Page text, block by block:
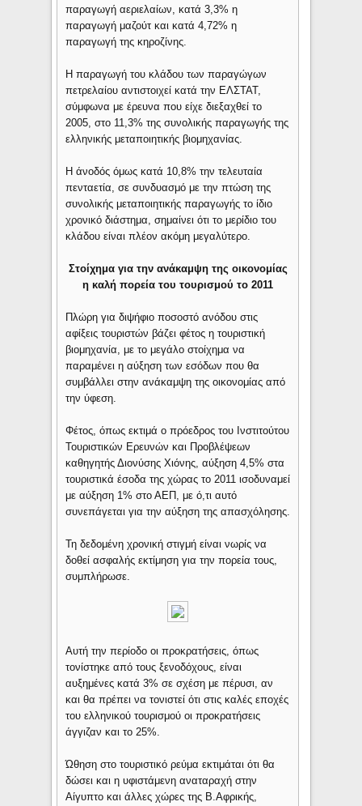
παραγωγή αεριελαίων, κατά 3,3% η
παραγωγή μαζούτ και κατά 4,72% η
παραγωγή της κηροζίνης.
Η παραγωγή του κλάδου των παραγώγων
πετρελαίου αντιστοιχεί κατά την ΕΛΣΤΑΤ,
σύμφωνα με έρευνα που είχε διεξαχθεί το
2005, στο 11,3% της συνολικής παραγωγής της
ελληνικής μεταποιητικής βιομηχανίας.
Η άνοδός όμως κατά 10,8% την τελευταία
πενταετία, σε συνδυασμό με την πτώση της
συνολικής μεταποιητικής παραγωγής το ίδιο
χρονικό διάστημα, σημαίνει ότι το μερίδιο του
κλάδου είναι πλέον ακόμη μεγαλύτερο.
Στοίχημα για την ανάκαμψη της οικονομίας
η καλή πορεία του τουρισμού το 2011
Πλώρη για διψήφιο ποσοστό ανόδου στις
αφίξεις τουριστών βάζει φέτος η τουριστική
βιομηχανία, με το μεγάλο στοίχημα να
παραμένει η αύξηση των εσόδων που θα
συμβάλλει στην ανάκαμψη της οικονομίας από
την ύφεση.
Φέτος, όπως εκτιμά ο πρόεδρος του Ινστιτούτου
Τουριστικών Ερευνών και Προβλέψεων
καθηγητής Διονύσης Χιόνης, αύξηση 4,5% στα
τουριστικά έσοδα της χώρας το 2011 ισοδυναμεί
με αύξηση 1% στο ΑΕΠ, με ό,τι αυτό
συνεπάγεται για την αύξηση της απασχόλησης.
Τη δεδομένη χρονική στιγμή είναι νωρίς να
δοθεί ασφαλής εκτίμηση για την πορεία τους,
συμπλήρωσε.
Αυτή την περίοδο οι προκρατήσεις, όπως
τονίστηκε από τους ξενοδόχους, είναι
αυξημένες κατά 3% σε σχέση με πέρυσι, αν
και θα πρέπει να τονιστεί ότι στις καλές εποχές
του ελληνικού τουρισμού οι προκρατήσεις
άγγιζαν και το 25%.
Ώθηση στο τουριστικό ρεύμα εκτιμάται ότι θα
δώσει και η υφιστάμενη αναταραχή στην
Αίγυπτο και άλλες χώρες της Β.Αφρικής,